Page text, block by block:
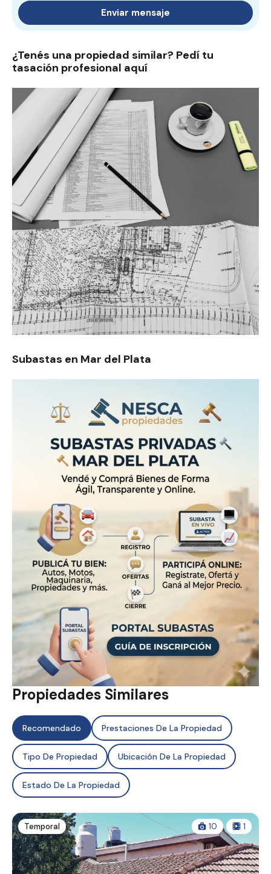
Enviar mensaje
¿Tenés una propiedad similar? Pedí tu
tasación profesional aquí
Subastas en Mar del Plata
Propiedades Similares
Recomendado Prestaciones De La Propiedad
Tipo De Propiedad Ubicación De La Propiedad
Estado De La Propiedad
Temporal 10 1